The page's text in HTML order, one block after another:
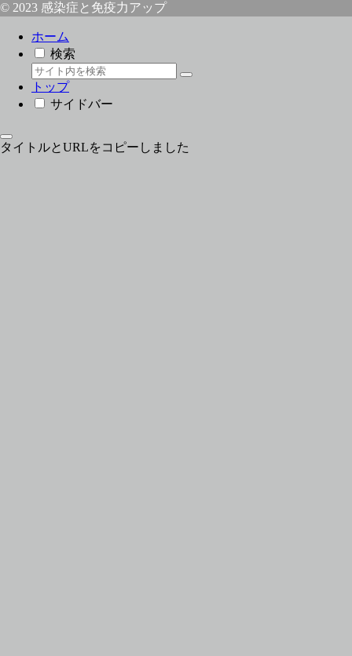
© 2023 感染症と免疫力アップ
ホーム
検索
トップ
サイドバー
タイトルとURLをコピーしました